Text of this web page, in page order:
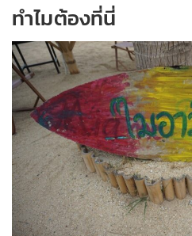
ทำไมต้องที่นี่